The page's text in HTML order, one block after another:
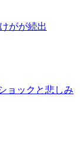
がが続出
ョックと悲しみ